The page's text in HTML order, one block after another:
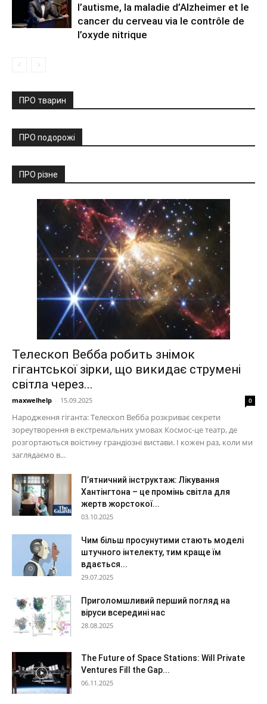
l’autisme, la maladie d’Alzheimer et le
cancer du cerveau via le contrôle de
l’oxyde nitrique
ПРО тварин
ПРО подорожі
ПРО різне
Телескоп Вебба робить знімок
гігантської зірки, що викидає струмені
світла через...
maxwelhelp - 15.09.2025 0
Народження гіганта: Телескоп Вебба розкриває секрети
зореутворення в екстремальних умовах Космос-це театр, де
розгортаються воістину грандіозні вистави. І кожен раз, коли ми
заглядаємо в...
П’ятничний інструктаж: Лікування
Хантінгтона – це промінь світла для
жертв жорстокої...
03.10.2025
Чим більш просунутими стають моделі
штучного інтелекту, тим краще їм
вдається...
29.07.2025
Приголомшливий перший погляд на
віруси всередині нас
28.08.2025
The Future of Space Stations: Will Private
Ventures Fill the Gap...
06.11.2025